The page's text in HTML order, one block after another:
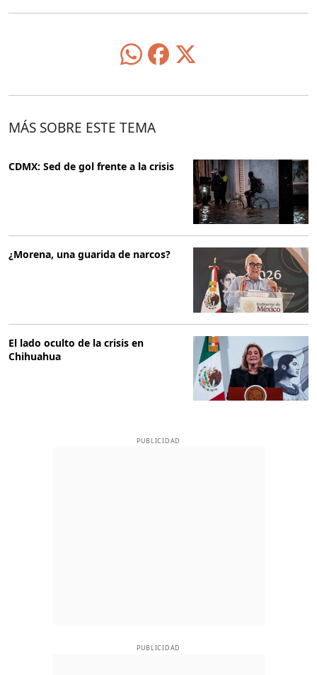
MÁS SOBRE ESTE TEMA
CDMX: Sed de gol frente a la crisis
¿Morena, una guarida de narcos?
El lado oculto de la crisis en
Chihuahua
PUBLICIDAD
PUBLICIDAD